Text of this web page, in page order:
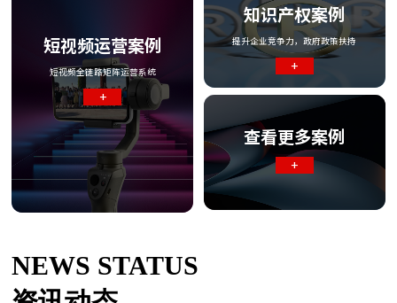
短视频运营案例
短视频全链路矩阵运营系统
+
知识产权案例
提升企业竞争力，政府政策扶持
+
查看更多案例
+
NEWS STATUS